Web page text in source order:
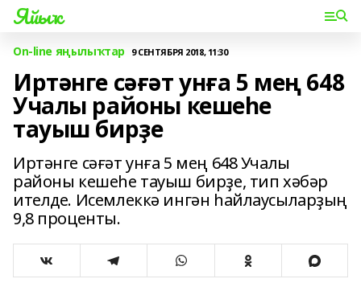
Яйыҡ
On-line яңылыҡтар 9 СЕНТЯБРЯ 2018, 11:30
Иртәнге сәғәт унға 5 мең 648
Учалы районы кешеһе
тауыш бирҙе
Иртәнге сәғәт унға 5 мең 648 Учалы
районы кешеһе тауыш бирҙе, тип хәбәр
ителде. Исемлеккә ингән һайлаусыларҙың
9,8 проценты.